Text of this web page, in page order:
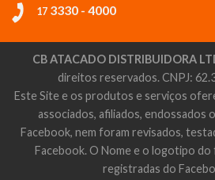
17 3330 - 4000
CB ATACADO DISTRIBUIDORA
direitos reservados. CNPJ:
Este Site e os produtos e serviços
associados, afiliados, endossados
Facebook, nem foram revisados,
Facebook. O Nome e o logotipo do
registradas do